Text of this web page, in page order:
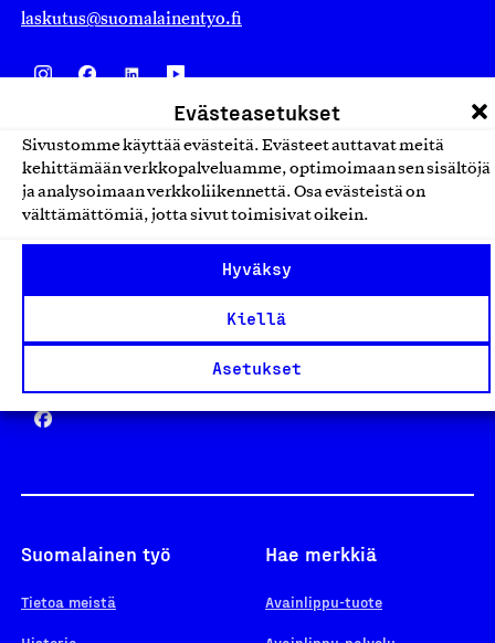
Evästeasetukset
Sivustomme käyttää evästeitä. Evästeet auttavat meitä
kehittämään verkkopalveluamme, optimoimaan sen sisältöjä
ja analysoimaan verkkoliikennettä. Osa evästeistä on
välttämättömiä, jotta sivut toimisivat oikein.
Hyväksy
Kiellä
Asetukset
laskutus@suomalainentyo.fi
Avainlippu
Yhteiskunnallinen Yritys -merkki
Suomalainen työ
Tietoa meistä
Hae merkkiä
Avainlippu-tuote